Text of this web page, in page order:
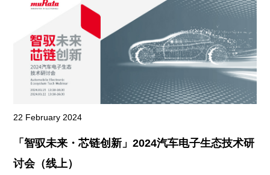
22 February 2024
「智驭未来・芯链创新」2024汽车电子生态技术研
讨会（线上）